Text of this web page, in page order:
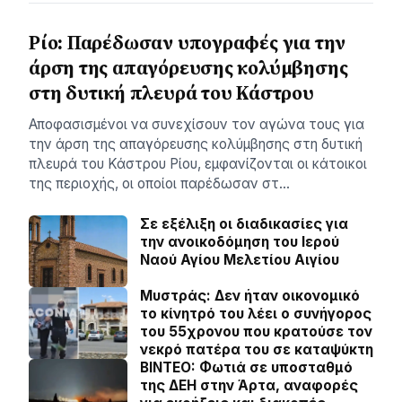
Ρίο: Παρέδωσαν υπογραφές για την
άρση της απαγόρευσης κολύμβησης
στη δυτική πλευρά του Κάστρου
Αποφασισμένοι να συνεχίσουν τον αγώνα τους για
την άρση της απαγόρευσης κολύμβησης στη δυτική
πλευρά του Κάστρου Ρίου, εμφανίζονται οι κάτοικοι
της περιοχής, οι οποίοι παρέδωσαν στ…
Σε εξέλιξη οι διαδικασίες για
την ανοικοδόμηση του Ιερού
Ναού Αγίου Μελετίου Αιγίου
Μυστράς: Δεν ήταν οικονομικό
το κίνητρό του λέει ο συνήγορος
του 55χρονου που κρατούσε τον
νεκρό πατέρα του σε καταψύκτη
BINTEO: Φωτιά σε υποσταθμό
της ΔΕΗ στην Άρτα, αναφορές